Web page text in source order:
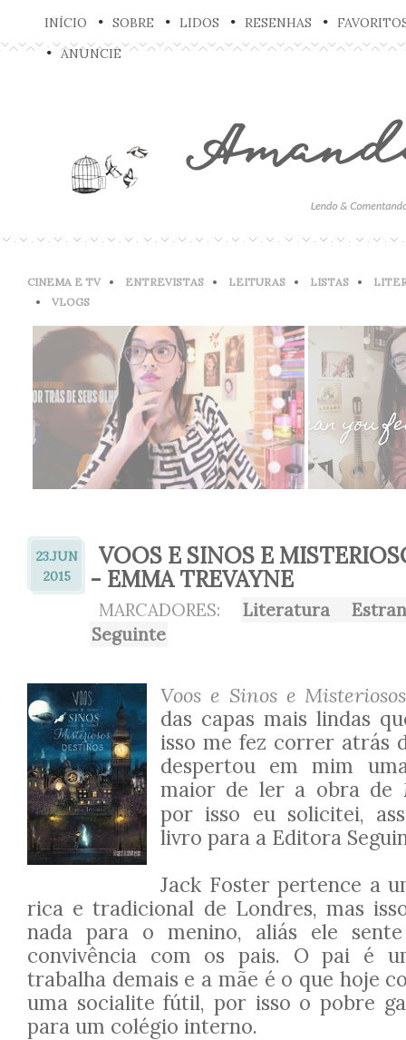
INÍCIO SOBRE LIDOS RESENHAS
ANUNCIE
CINEMA E TV ENTREVISTAS LEITURAS LISTAS
VLOGS
23.JUN
2015
VOOS E SINOS E
- EMMA TREVAYNE
MARCADORES: Literatura
Seguinte
Voos e Sinos e
das capas mais lindas
isso me fez correr atrás
despertou em mim
maior de ler a obra de
por isso eu solicitei,
livro para a Editora
Jack Foster pertence a
rica e tradicional de Londres, mas
nada para o menino, aliás ele
convivência com os pais. O pai é
trabalha demais e a mãe é o que hoje
uma socialite fútil, por isso o pobre
para um colégio interno.